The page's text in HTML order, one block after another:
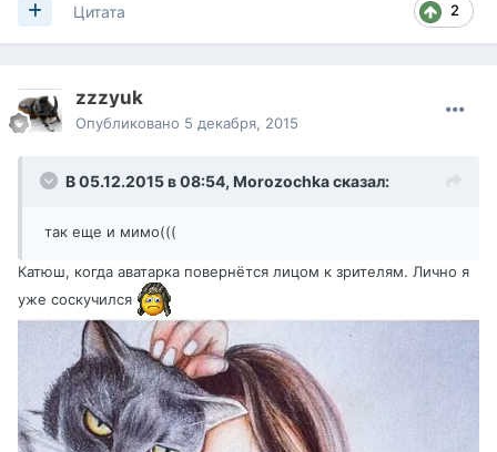
2
Цитата
zzzyuk
Опубликовано 5 декабря, 2015
В 05.12.2015 в 08:54, Morozochkaсказал:
так еще и мимо(((
Катюш, когда аватарка повернётся лицом к зрителям. Лично я
уже соскучился